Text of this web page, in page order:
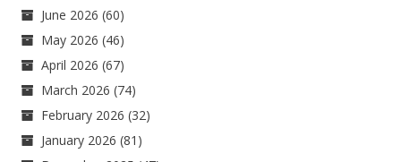
June 2026 (60)
May 2026 (46)
April 2026 (67)
March 2026 (74)
February 2026 (32)
January 2026 (81)